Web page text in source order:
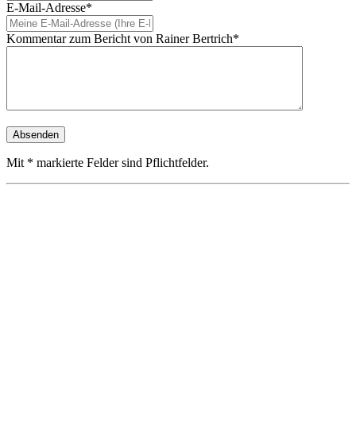
E-Mail-Adresse*
Kommentar zum Bericht von Rainer Bertrich*
Mit * markierte Felder sind Pflichtfelder.